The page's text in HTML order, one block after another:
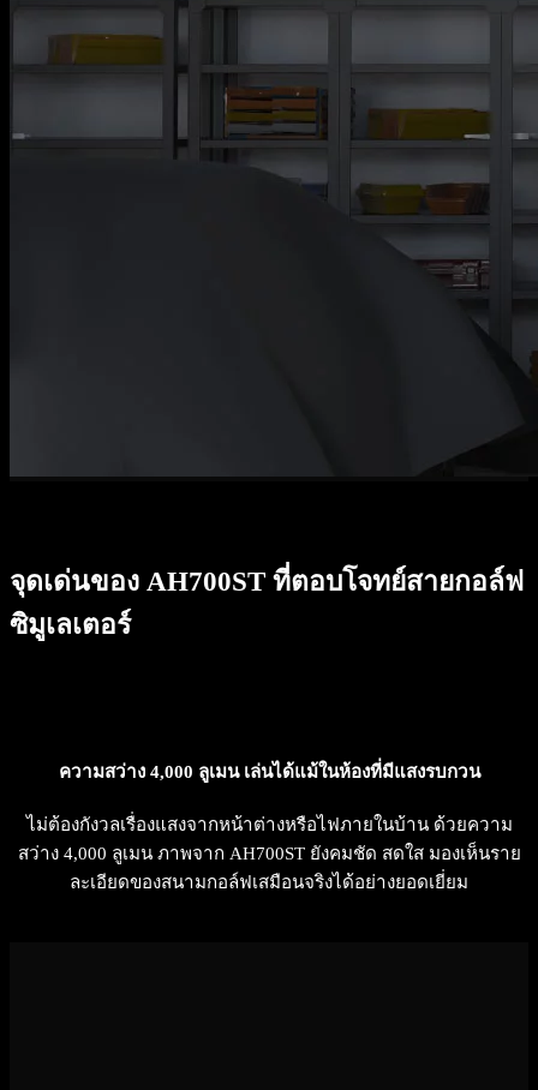
จุดเด่นของ AH700ST ที่ตอบโจทย์สายกอล์ฟ
ซิมูเลเตอร์
ความสว่าง 4,000 ลูเมน เล่นได้แม้ในห้องที่มีแสงรบกวน
ไม่ต้องกังวลเรื่องแสงจากหน้าต่างหรือไฟภายในบ้าน ด้วยความ
สว่าง 4,000 ลูเมน ภาพจาก AH700ST ยังคมชัด สดใส มองเห็นราย
ละเอียดของสนามกอล์ฟเสมือนจริงได้อย่างยอดเยี่ยม